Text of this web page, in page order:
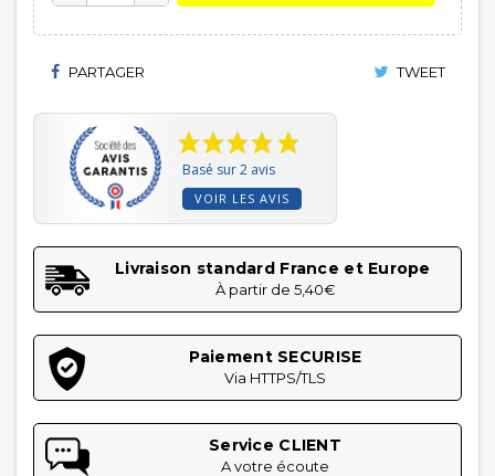
PARTAGER TWEET
Basé sur 2 avis
VOIR LES AVIS
Livraison standard France et Europe
À partir de 5,40€
Paiement SECURISE
Via HTTPS/TLS
Service CLIENT
A votre écoute